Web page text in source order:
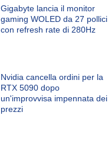
Gigabyte lancia il monitor
gaming WOLED da 27 pollici
con refresh rate di 280Hz
Nvidia cancella ordini per la
RTX 5090 dopo
un'improvvisa impennata dei
prezzi